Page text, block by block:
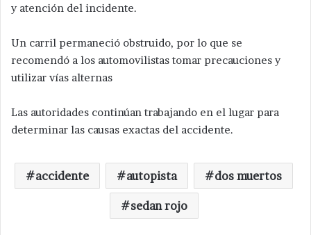
y atención del incidente.
Un carril permaneció obstruido, por lo que se
recomendó a los automovilistas tomar precauciones y
utilizar vías alternas
Las autoridades continúan trabajando en el lugar para
determinar las causas exactas del accidente.
accidente autopista dos muertos
sedan rojo